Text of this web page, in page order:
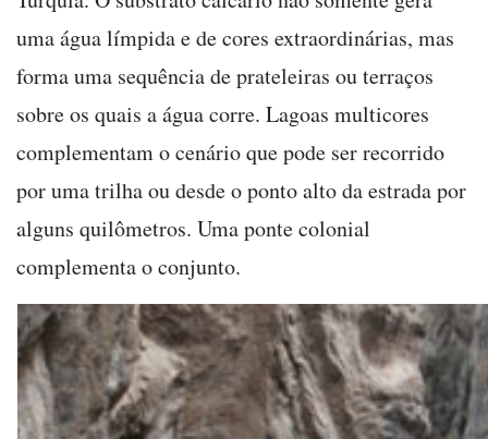
uma água límpida e de cores extraordinárias, mas
forma uma sequência de prateleiras ou terraços
sobre os quais a água corre. Lagoas multicores
complementam o cenário que pode ser recorrido
por uma trilha ou desde o ponto alto da estrada por
alguns quilômetros. Uma ponte colonial
complementa o conjunto.